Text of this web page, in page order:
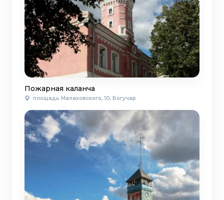
Пожарная каланча
площадь Малаховского, 10, Богучар